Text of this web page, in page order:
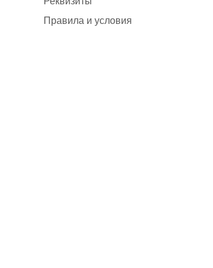
Правила и условия